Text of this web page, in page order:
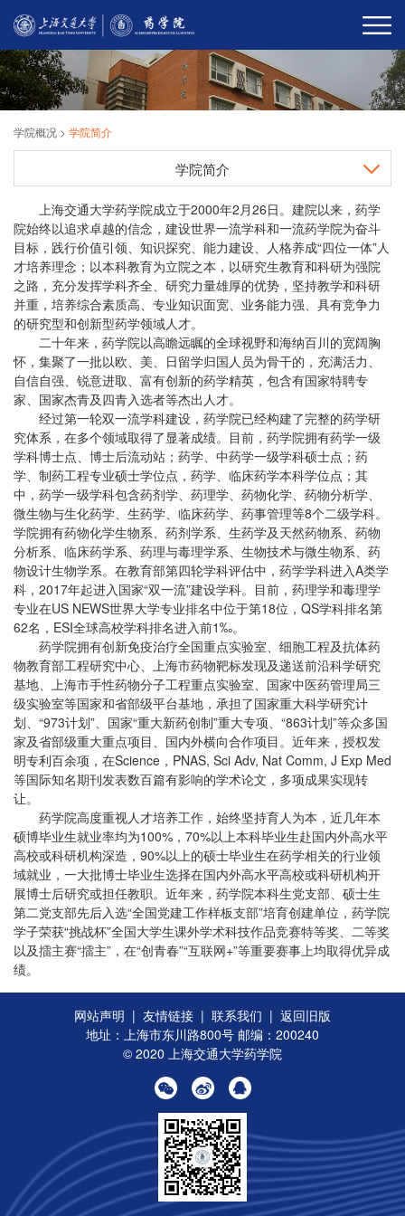
学院概况 > 学院简介
学院简介
上海交通大学药学院成立于2000年2月26日。建院以来，药学
院始终以追求卓越的信念，建设世界一流学科和一流药学院为奋斗
目标，践行价值引领、知识探究、能力建设、人格养成“四位一体”人
才培养理念；以本科教育为立院之本，以研究生教育和科研为强院
之路，充分发挥学科齐全、研究力量雄厚的优势，坚持教学和科研
并重，培养综合素质高、专业知识面宽、业务能力强、具有竞争力
的研究型和创新型药学领域人才。
二十年来，药学院以高瞻远瞩的全球视野和海纳百川的宽阔胸
怀，集聚了一批以欧、美、日留学归国人员为骨干的，充满活力、
自信自强、锐意进取、富有创新的药学精英，包含有国家特聘专
家、国家杰青及四青入选者等杰出人才。
经过第一轮双一流学科建设，药学院已经构建了完整的药学研
究体系，在多个领域取得了显著成绩。目前，药学院拥有药学一级
学科博士点、博士后流动站；药学、中药学一级学科硕士点；药
学、制药工程专业硕士学位点，药学、临床药学本科学位点；其
中，药学一级学科包含药剂学、药理学、药物化学、药物分析学、
微生物与生化药学、生药学、临床药学、药事管理等8个二级学科。
学院拥有药物化学生物系、药剂学系、生药学及天然药物系、药物
分析系、临床药学系、药理与毒理学系、生物技术与微生物系、药
物设计生物学系。在教育部第四轮学科评估中，药学学科进入A类学
科，2017年起进入国家“双一流”建设学科。目前，药理学和毒理学
专业在US NEWS世界大学专业排名中位于第18位，QS学科排名第
62名，ESI全球高校学科排名进入前1‰。
药学院拥有创新免疫治疗全国重点实验室、细胞工程及抗体药
物教育部工程研究中心、上海市药物靶标发现及递送前沿科学研究
基地、上海市手性药物分子工程重点实验室、国家中医药管理局三
级实验室等国家和省部级平台基地，承担了国家重大科学研究计
划、“973计划”、国家“重大新药创制”重大专项、“863计划”等众多国
家及省部级重大重点项目、国内外横向合作项目。近年来，授权发
明专利百余项，在Science，PNAS, Sci Adv, Nat Comm, J Exp Med
等国际知名期刊发表数百篇有影响的学术论文，多项成果实现转
让。
药学院高度重视人才培养工作，始终坚持育人为本，近几年本
硕博毕业生就业率均为100%，70%以上本科毕业生赴国内外高水平
高校或科研机构深造，90%以上的硕士毕业生在药学相关的行业领
域就业，一大批博士毕业生选择在国内外高水平高校或科研机构开
展博士后研究或担任教职。近年来，药学院本科生党支部、硕士生
第二党支部先后入选“全国党建工作样板支部”培育创建单位，药学院
学子荣获“挑战杯”全国大学生课外学术科技作品竞赛特等奖、二等奖
以及擂主赛“擂主”，在“创青春”“互联网+”等重要赛事上均取得优异成
绩。
网站声明 | 友情链接 | 联系我们 | 返回旧版
地址：上海市东川路800号 邮编：200240
© 2020 上海交通大学药学院